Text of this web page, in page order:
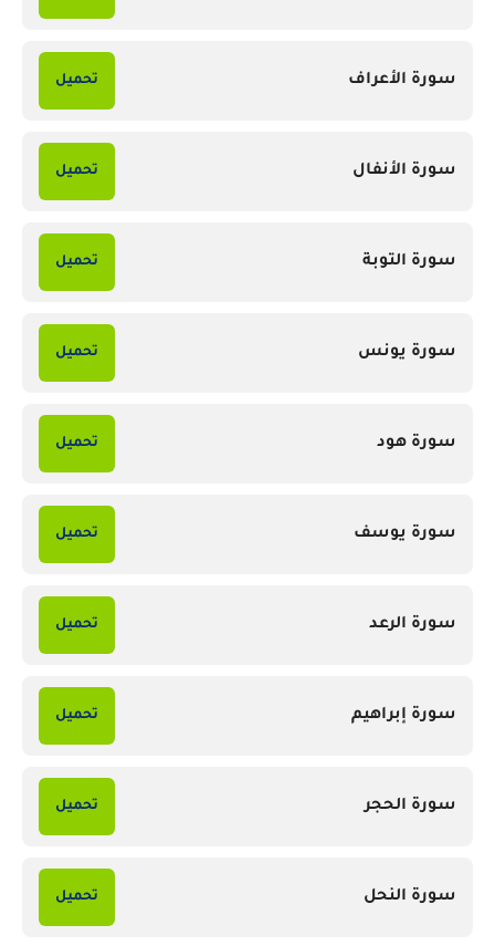
سورة الأعراف تحميل
سورة الأنفال تحميل
سورة التوبة تحميل
سورة يونس تحميل
سورة هود تحميل
سورة يوسف تحميل
سورة الرعد تحميل
سورة إبراهيم تحميل
سورة الحجر تحميل
سورة النحل تحميل